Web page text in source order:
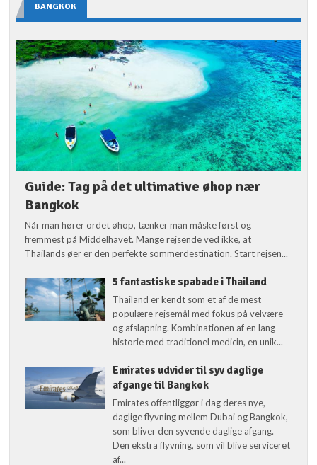
BANGKOK
Guide: Tag på det ultimative øhop nær
Bangkok
Når man hører ordet øhop, tænker man måske først og
fremmest på Middelhavet. Mange rejsende ved ikke, at
Thailands øer er den perfekte sommerdestination. Start rejsen...
5 fantastiske spabade i Thailand
Thailand er kendt som et af de mest
populære rejsemål med fokus på velvære
og afslapning. Kombinationen af en lang
historie med traditionel medicin, en unik...
Emirates udvider til syv daglige
afgange til Bangkok
Emirates offentliggør i dag deres nye,
daglige flyvning mellem Dubai og Bangkok,
som bliver den syvende daglige afgang.
Den ekstra flyvning, som vil blive serviceret
af...